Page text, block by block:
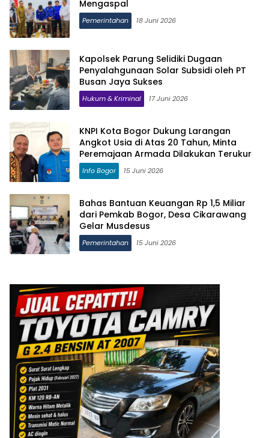
Mengaspal
Pemerintahan 18 Juni 2026
Kapolsek Parung Selidiki Dugaan
Penyalahgunaan Solar Subsidi oleh PT
Busan Jaya Sukses
Hukum & Kriminal 17 Juni 2026
KNPI Kota Bogor Dukung Larangan
Angkot Usia di Atas 20 Tahun, Minta
Peremajaan Armada Dilakukan Terukur
Info Bogor 15 Juni 2026
Bahas Bantuan Keuangan Rp 1,5 Miliar
dari Pemkab Bogor, Desa Cikarawang
Gelar Musdesus
Pemerintahan 15 Juni 2026